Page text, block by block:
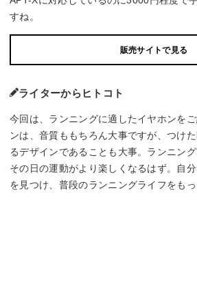
すね。
販売サイトで見る
ライターからヒトコト
今回は、ランニングに適したイヤホンを
ンは、音質ももちろん大事ですが、つけ
るデザインであることも大事。ランニング
その日の運動がより楽しくなるはず。自
を見つけ、普段のランニングライフをも